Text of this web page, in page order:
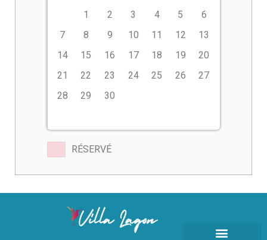
1 2 3 4 5
6
7
8 9 10 11 12
13
14
15 16 17 18 19
20
21
22 23 24 25 26
27
28
29 30
RÉSERVÉ